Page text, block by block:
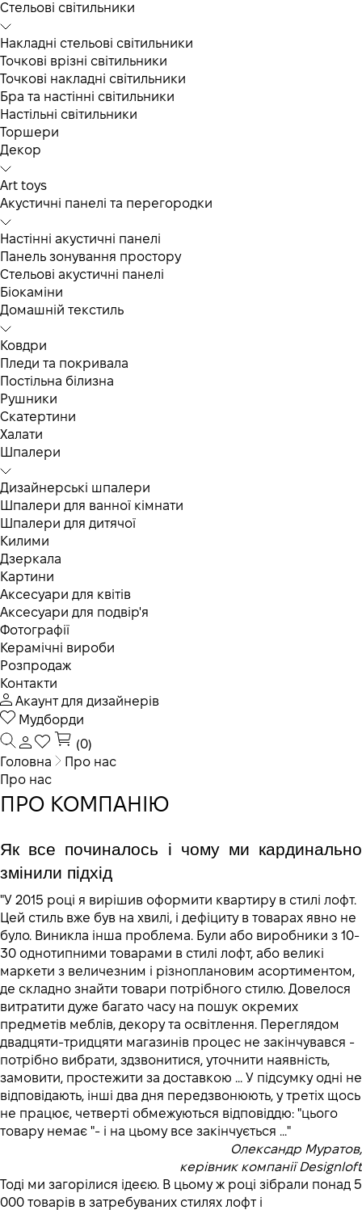
Cтельові світильники
Накладні стельові світильники
Точкові врізні світильники
Точкові накладні світильники
Бра та настінні світильники
Настільні світильники
Торшери
Декор
Art toys
Акустичні панелі та перегородки
Настінні акустичні панелі
Панель зонування простору
Стельові акустичні панелі
Біокаміни
Домашній текстиль
Ковдри
Пледи та покривала
Постільна білизна
Рушники
Скатертини
Халати
Шпалери
Дизайнерські шпалери
Шпалери для ванної кімнати
Шпалери для дитячої
Килими
Дзеркала
Картини
Аксесуари для квітів
Аксесуари для подвір'я
Фотографії
Керамічні вироби
Розпродаж
Контакти
Акаунт для дизайнерів
Мудборди
(0)
Головна
Про нас
Про нас
ПРО КОМПАНІЮ
Як все починалось і чому ми кардинально
"У 2015 році я вирішив оформити квартиру в стилі лофт.
Цей стиль вже був на хвилі, і дефіциту в товарах явно не
було. Виникла інша проблема. Були або виробники з 10-
30 однотипними товарами в стилі лофт, або великі
маркети з величезним і різноплановим асортиментом,
де складно знайти товари потрібного стилю. Довелося
витратити дуже багато часу на пошук окремих
предметів меблів, декору та освітлення. Переглядом
двадцяти-тридцяти магазинів процес не закінчувався -
потрібно вибрати, здзвонитися, уточнити наявність,
замовити, простежити за доставкою ... У підсумку одні не
відповідають, інші два дня передзвонюють, у третіх щось
не працює, четверті обмежуються відповіддю: "цього
товару немає "- і на цьому все закінчується ..."
Олександр Муратов,
керівник компанії Designloft
Тоді ми загорілися ідеєю. В цьому ж році зібрали понад 5
000 товарів в затребуваних стилях лофт і